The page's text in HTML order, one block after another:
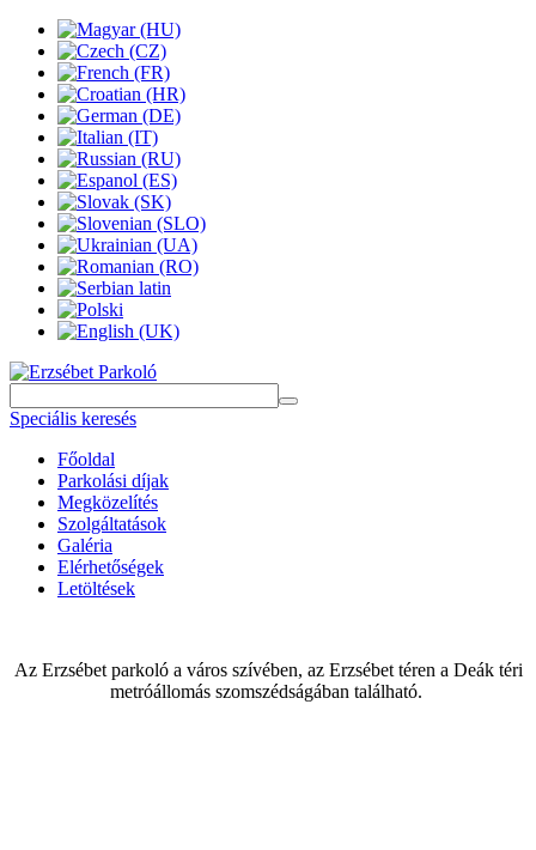
Speciális keresés
Főoldal
Parkolási díjak
Megközelítés
Szolgáltatások
Galéria
Elérhetőségek
Letöltések
Az Erzsébet parkoló a város szívében, az Erzsébet téren a Deák téri
metróállomás szomszédságában található.